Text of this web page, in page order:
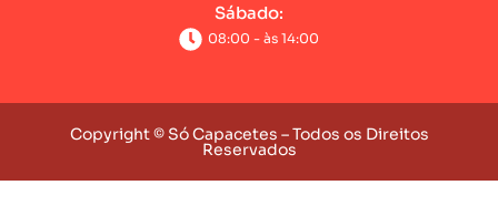
Sábado:
08:00 - às 14:00
Copyright © Só Capacetes – Todos os Direitos
Reservados